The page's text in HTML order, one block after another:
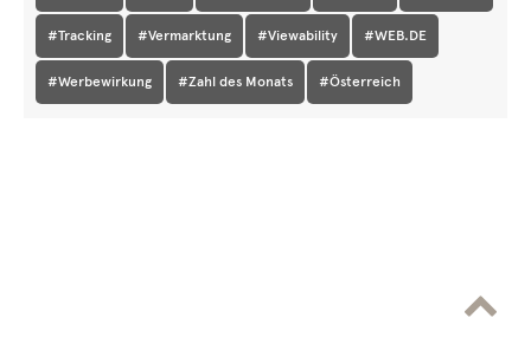
#Tracking #Vermarktung #Viewability #WEB.DE
#Werbewirkung #Zahl des Monats #Österreich
